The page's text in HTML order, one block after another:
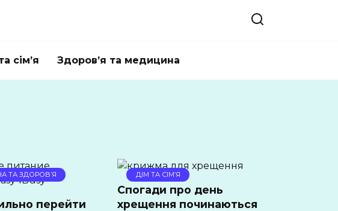
сім’я Здоров’я та медицина
ТА ЗДОРОВ’Я
перейти
ДІМ ТА СІМ’Я
Спогади про день
хрещення починаються